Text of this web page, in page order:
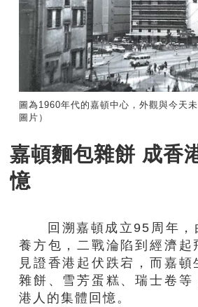
圖為1960年代的嘉頓中心，外觀與今天
圖片）
嘉頓麵包雜餅 成香
憶
回溯嘉頓成立95周年，
養方包，二戰淪陷到經濟起
見證香港起伏跌宕，而嘉頓
雜餅、雪芳蛋糕、瑞士卷等
港人的集體回憶。